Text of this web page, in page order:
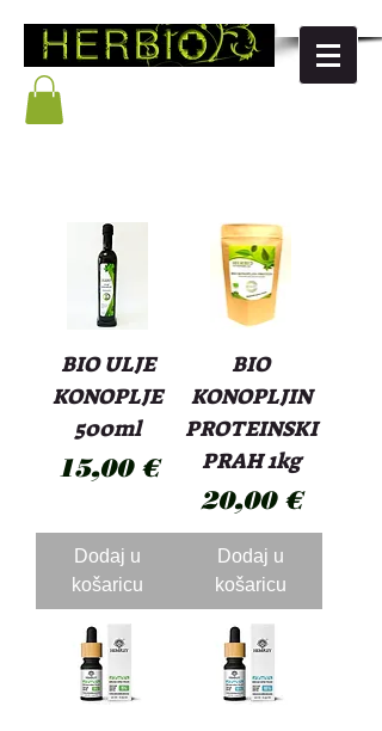
BIO ULJE
KONOPLJE
500ml
Cijena
15,00 €
Dodaj u
košaricu
BIO
KONOPLJIN
PROTEINSKI
PRAH 1kg
Cijena
20,00 €
Dodaj u
košaricu